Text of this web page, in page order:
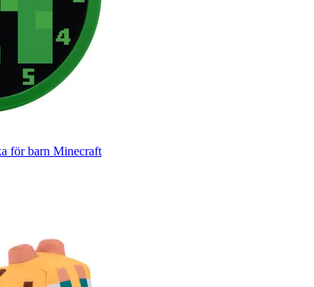
för barn Minecraft